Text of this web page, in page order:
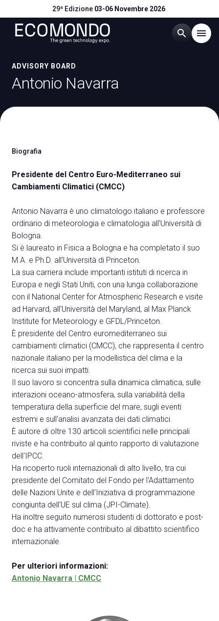
29ª Edizione 03-06 Novembre 2026
search menu
Menù
Catalogo Espositori
Media arrow_right
Treno, aereo o auto? Scopri tutti i modi per
raggiungere la Fiera di Rimini
SCOPRI COME ARRIVARE
arrow_circle_right
Accedi alla sezione Come arrivare
AREA RISERVATA VISITATORI
person
EVENTI & CORSI
event
ADVISORY BOARD
Antonio Navarra
Biografia
Presidente del Centro Euro-Mediterraneo sui
Cambiamenti Climatici (CMCC)
Antonio Navarra è uno climatologo italiano e professore
ordinario di meteorologia e climatologia all'Università di
Bologna.
Si è laureato in Fisica a Bologna e ha completato il suo
M.A. e Ph.D. all'Università di Princeton.
La sua carriera include importanti istituti di ricerca in
Europa e negli Stati Uniti, con una lunga collaborazione
con il National Center for Atmospheric Research e visite
ad Harvard, all'Università del Maryland, al Max Planck
Institute for Meteorology e GFDL/Princeton.
È presidente del Centro euromediterraneo sui
cambiamenti climatici (CMCC), che rappresenta il centro
nazionale italiano per la modellistica del clima e la
ricerca sui suoi impatti.
Il suo lavoro si concentra sulla dinamica climatica, sulle
interazioni oceano-atmosfera, sulla variabilità della
temperatura della superficie del mare, sugli eventi
estremi e sull'analisi avanzata dei dati climatici.
È autore di oltre 130 articoli scientifici nelle principali
riviste e ha contribuito al quinto rapporto di valutazione
dell'IPCC.
Ha ricoperto ruoli internazionali di alto livello, tra cui
presidente del Comitato del Fondo per l'Adattamento
delle Nazioni Unite e dell'Iniziativa di programmazione
congiunta dell'UE sul clima (JPI-Climate).
Ha inoltre seguito numerosi studenti di dottorato e post-
doc e ha attivamente contribuito al dibattito scientifico
internazionale.
Per ulteriori informazioni:
Antonio Navarra | CMCC